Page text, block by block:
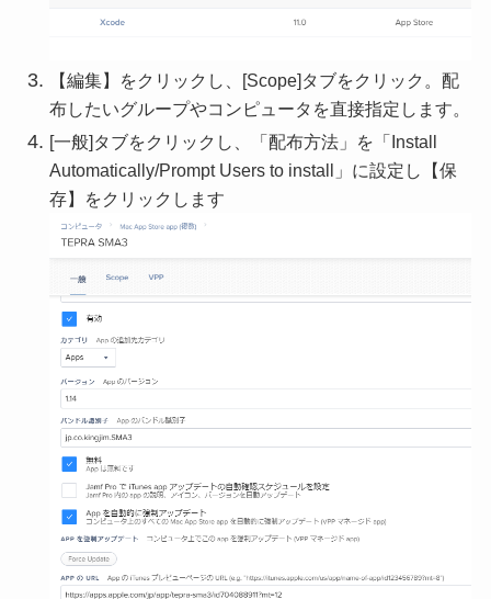
【編集】をクリックし、[Scope]タブをクリック。配
布したいグループやコンピュータを直接指定します。
[一般]タブをクリックし、「配布方法」を「Install
Automatically/Prompt Users to install」に設定し【保
存】をクリックします